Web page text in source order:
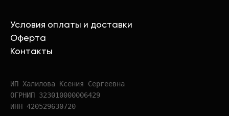
Условия оплаты и доставки
Оферта
Контакты
ИП Халилова Ксения Сергеевна
ОГРНИП 323010000006429
ИНН 420529630720